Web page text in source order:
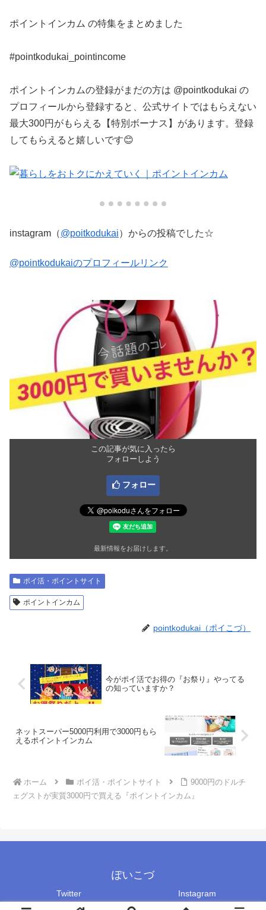
ポイントインカム の特集をまとめました
#pointkodukai_pointincome
ポイントインカムの登録がまだの方は @pointkodukai の
プロフィールから登録すると、公式サイトではもらえない
最大300円がもらえる【特別ボーナス】があります。登録
してもらえると嬉しいです😊
instagram（@poitkodukai）からの投稿でした☆
@pointkodukaiのプロフィールリンク
この記事が気に入ったら
フォローしよう
フォロー
最新情報をお届けします。
ポイ活・ポイントサイト
ポイントインカム
pointkodukai（ポイこづ）
今がポイ活でお得の『お祭り』やってる
の知っていますか？
ネットスーパー5000円利用で3000円もら
えるポイントインカム
ホーム ポイ活・ポイントサイト
9000円のドルチ
ェグストが実質3000円で買える『ポイントインカム』
ぽいこづ
Twitter Instagram